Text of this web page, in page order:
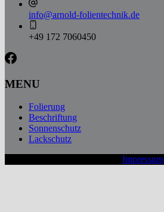
info@arnold-folientechnik.de
+49 172 7060450
MENU
Folierung
Beschriftung
Sonnenschutz
Lackschutz
Impressum